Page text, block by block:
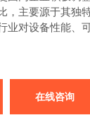
，主要源于其独
业对设备性能、
在线咨询